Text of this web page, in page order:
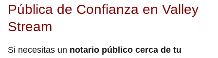
Pública de Confianza en Valley
Stream
Si necesitas un notario público cerca de tu